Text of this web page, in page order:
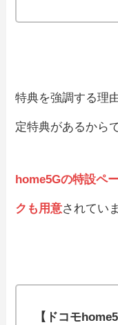
特典を強調する理
定特典があるから
home5Gの特設ペ
クも用意されてい
【ドコモ